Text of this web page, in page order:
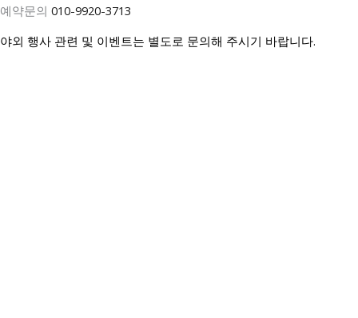
예약문의 010-9920-3713
야외 행사 관련 및 이벤트는 별도로 문의해 주시기 바랍니다.